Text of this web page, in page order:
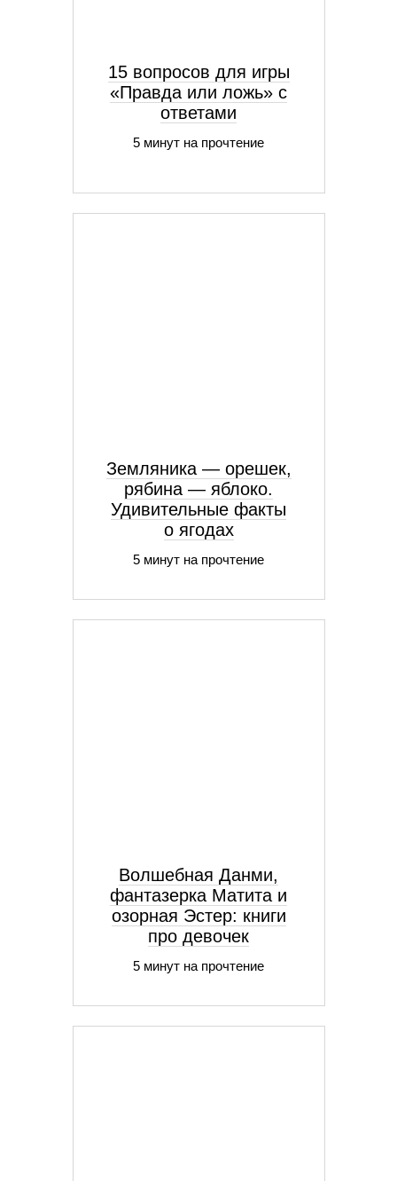
15 вопросов для игры
«Правда или ложь» с
ответами
5 минут на прочтение
Земляника — орешек,
рябина — яблоко.
Удивительные факты
о ягодах
5 минут на прочтение
Волшебная Данми,
фантазерка Матита и
озорная Эстер: книги
про девочек
5 минут на прочтение